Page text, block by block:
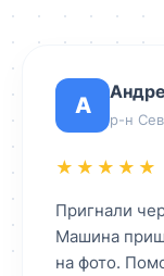
А
р-н
★★★★★
Пригнали
Машина
на фото.